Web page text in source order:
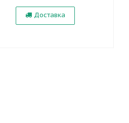
Доставка